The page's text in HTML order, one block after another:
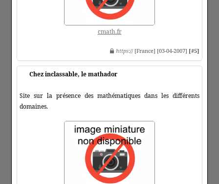
cmath.fr
https:// [France] [03-04-2007] [#5]
Chez inclassable, le mathador
Site sur la présence des mathématiques dans les différents
domaines.